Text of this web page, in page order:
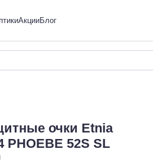
АкцииБлог
очки Etnia
PHOEBE 52S SL